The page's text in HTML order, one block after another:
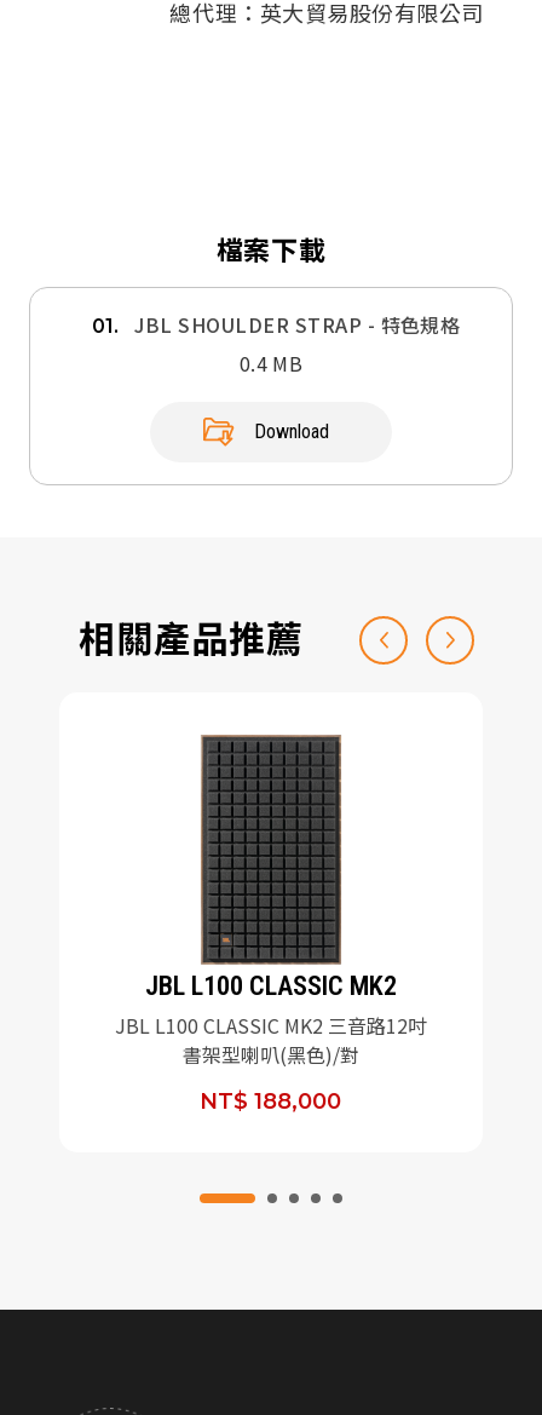
總代理：英大貿易股份有限公司
檔案下載
01.
JBL SHOULDER STRAP - 特色規格
0.4 MB
Download
相關產品推薦
JBL L100 CLASSIC MK2
JBL L100 CLASSIC MK2 三音路12吋
書架型喇叭(黑色)/對
NT$ 188,000